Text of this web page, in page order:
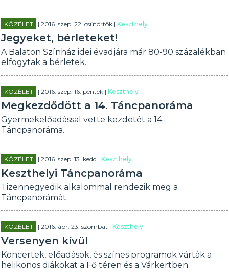
KÖZÉLET | 2016. szep. 22. csütörtök |Keszthely
Jegyeket, bérleteket!
A Balaton Színház idei évadjára már 80-90 százalékban
elfogytak a bérletek.
KÖZÉLET | 2016. szep. 16. péntek |Keszthely
Megkezdődött a 14. Táncpanoráma
Gyermekelőadással vette kezdetét a 14.
Táncpanoráma.
KÖZÉLET | 2016. szep. 13. kedd |Keszthely
Keszthelyi Táncpanoráma
Tizennegyedik alkalommal rendezik meg a
Táncpanorámát.
KÖZÉLET | 2016. ápr. 23. szombat |Keszthely
Versenyen kívül
Koncertek, előadások, és színes programok várták a
helikonos diákokat a Fő téren és a Várkertben.